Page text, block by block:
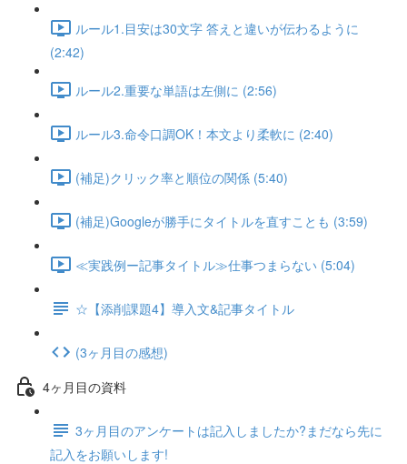
ルール1.目安は30文字 答えと違いが伝わるように
(2:42)
ルール2.重要な単語は左側に (2:56)
ルール3.命令口調OK！本文より柔軟に (2:40)
(補足)クリック率と順位の関係 (5:40)
(補足)Googleが勝手にタイトルを直すことも (3:59)
≪実践例ー記事タイトル≫仕事つまらない (5:04)
☆【添削課題4】導入文&記事タイトル
(3ヶ月目の感想)
4ヶ月目の資料
3ヶ月目のアンケートは記入しましたか?まだなら先に
記入をお願いします!